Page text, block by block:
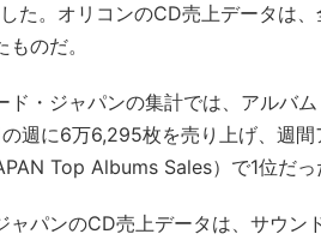
た。オリコンのCD売上データは
のだ。
ド・ジャパンの集計では、アルバ
週に6万6,295枚を売り上げ、週間
Top Albums Sales）で1位だっ
ャパンのCD売上データは、サウ